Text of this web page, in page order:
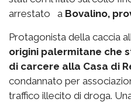
arrestato a Bovalino,
Protagonista della caccia
origini palermitane che
di carcere alla Casa di
condannato per
traffico illecito di droga.